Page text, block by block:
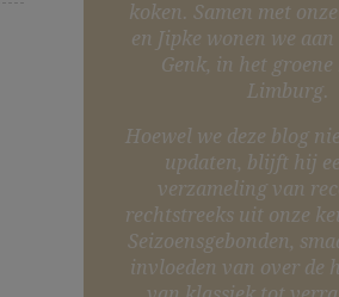
koken. Samen met
en Jipke wonen we
Genk, in het
Limburg.
Hoewel we deze blog
updaten, blijft hij
verzameling van
rechtstreeks uit onze
Seizoensgebonden,
invloeden van over de